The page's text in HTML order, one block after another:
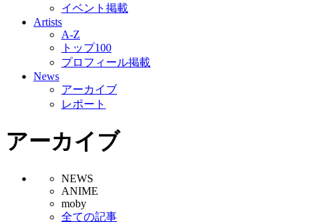
イベント掲載
Artists
A-Z
トップ100
プロフィール掲載
News
アーカイブ
レポート
アーカイブ
NEWS
ANIME
moby
全ての記事